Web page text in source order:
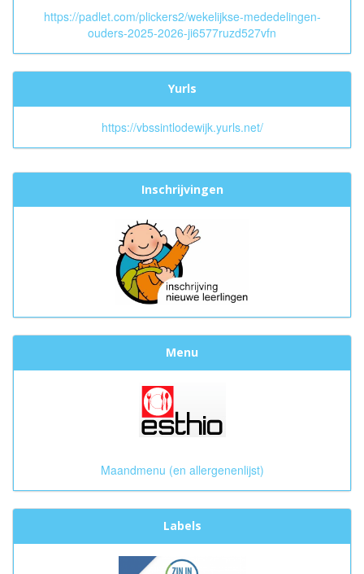
https://padlet.com/plickers2/wekelijkse-mededelingen-
ouders-2025-2026-ji6577ruzd527vfn
Yurls
https://vbssintlodewijk.yurls.net/
Inschrijvingen
Menu
Maandmenu (en allergenenlijst)
Labels